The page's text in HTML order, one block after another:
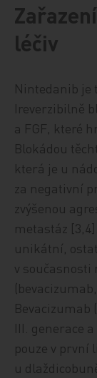
léčiv
Nintedanib je
Ireverzibilně
a FGF, které
Blokádou
která je u
za negativní
zvýšenou
metastáz
unikátní,
v současnosti
Bevacizumab
III. generace
pouze v první
u